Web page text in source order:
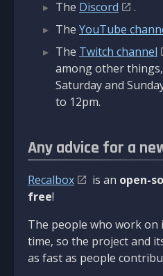
The Discord
.
The YouTube
The Twitch channel
among other things,
Saturday and
to 12pm.
Any advice for a
Recalbox is an open-
free!
The people who work
time, so the project and
as fast as people